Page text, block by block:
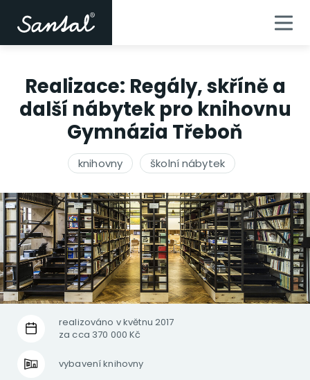
Realizace: Regály, skříně a
další nábytek pro knihovnu
Gymnázia Třeboň
knihovny školní nábytek
realizováno v květnu 2017
za cca 370 000 Kč
vybavení knihovny